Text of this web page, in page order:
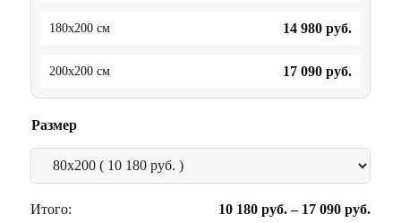
180x200 см 14 980 руб.
200x200 см 17 090 руб.
Размер
Итого: 10 180 руб.– 17 090 руб.